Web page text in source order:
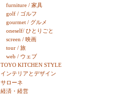
furniture / 家具
golf / ゴルフ
gourmet / グルメ
oneself/ ひとりごと
screen / 映画
tour / 旅
web / ウェブ
TOYO KITCHEN STYLE
インテリアとデザイン
サローネ
経済・経営